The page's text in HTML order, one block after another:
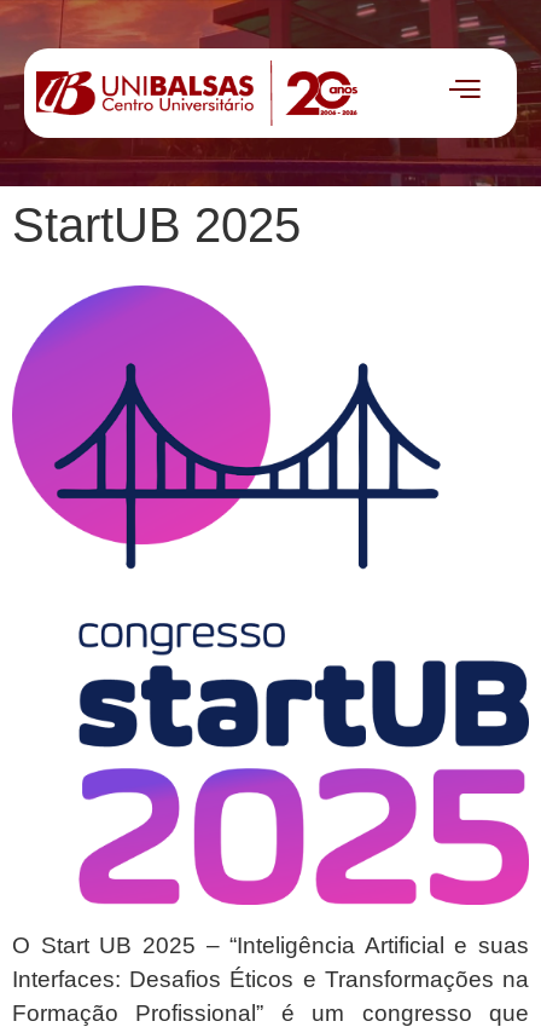
StartUB 2025
O Start UB 2025 – “Inteligência Artificial e suas
Interfaces: Desafios Éticos e Transformações na
Formação Profissional” é um congresso que